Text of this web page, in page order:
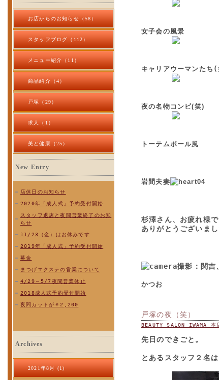
女子会の風景
キャリアウーマンたち
夜の名物コンビ(笑)
トーテムポール風
岩間夫妻
杉澤さん、お疲れ様で
ありがとうございまし
撮影：関吉
かつお
戸塚の夜（笑）
BEAUTY SALON IWAMA
先日のできごと。
とあるスタッフ２名
お店からのお知らせ（58）
スタッフブログ（112）
メニュー紹介（11）
商品紹介（4）
戸塚（29）
求人（1）
美と健康（25）
New Entry
店休日のお知らせ
2020年「成人式」予約受付開始
スタッフ退店と夜間営業終了のお知
らせ
11/23（金）はお休みです
2019年「成人式」予約受付開始
募金
まつげエクステの営業について
4/29～5/7夜間営業休止
2018成人式予約受付開始
夜間カットが￥2,200
Archives
2021年8月 (1)